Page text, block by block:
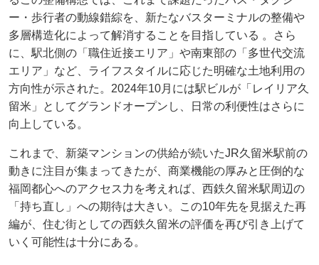
ー・歩行者の動線錯綜を、新たなバスターミナルの整備や
多層構造化によって解消することを目指している 。さら
に、駅北側の「職住近接エリア」や南東部の「多世代交流
エリア」など、ライフスタイルに応じた明確な土地利用の
方向性が示された。2024年10月には駅ビルが「レイリア久
留米」としてグランドオープンし、日常の利便性はさらに
向上している。
これまで、新築マンションの供給が続いたJR久留米駅前の
動きに注目が集まってきたが、商業機能の厚みと圧倒的な
福岡都心へのアクセス力を考えれば、西鉄久留米駅周辺の
「持ち直し」への期待は大きい。この10年先を見据えた再
編が、住む街としての西鉄久留米の評価を再び引き上げて
いく可能性は十分にある。